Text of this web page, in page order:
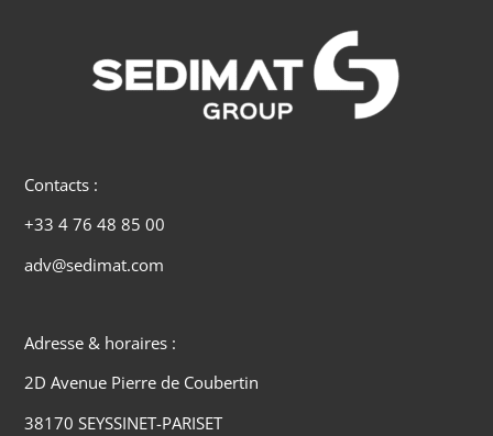
Contacts :
+33 4 76 48 85 00
adv@sedimat.com
Adresse & horaires :
2D Avenue Pierre de Coubertin
38170 SEYSSINET-PARISET